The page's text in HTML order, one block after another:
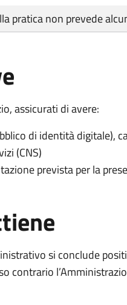
pratica non prevede
assicurati di avere:
di identità digitale),
(CNS)
prevista per la
si conclude
contrario